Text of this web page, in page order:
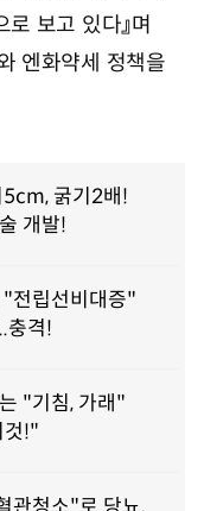
보고 있다』며
엔화약세 정책을